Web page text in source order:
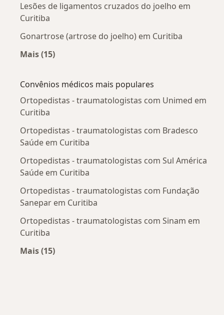
Lesões de ligamentos cruzados do joelho em
Curitiba
Gonartrose (artrose do joelho) em Curitiba
Mais (15)
Convênios médicos mais populares
Ortopedistas - traumatologistas com Unimed em
Curitiba
Ortopedistas - traumatologistas com Bradesco
Saúde em Curitiba
Ortopedistas - traumatologistas com Sul América
Saúde em Curitiba
Ortopedistas - traumatologistas com Fundação
Sanepar em Curitiba
Ortopedistas - traumatologistas com Sinam em
Curitiba
Mais (15)